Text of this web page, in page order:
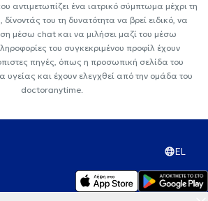
αντιμετωπίζει ένα ιατρικό σύμπτωμα μέχρι τη
δίνοντάς του τη δυνατότητα να βρεί ειδικό, να
μέσω chat και να μιλήσει μαζί του μέσω
του συγκεκριμένου προφίλ έχουν
πηγές, όπως η προσωπική σελίδα του
υγείας και έχουν ελεγχθεί από την ομάδα του
doctoranytime.
EL